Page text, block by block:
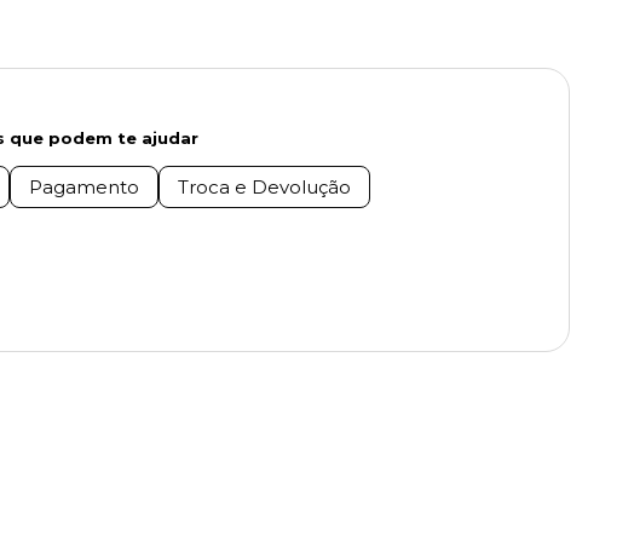
que podem te ajudar
Pagamento Troca e Devolução